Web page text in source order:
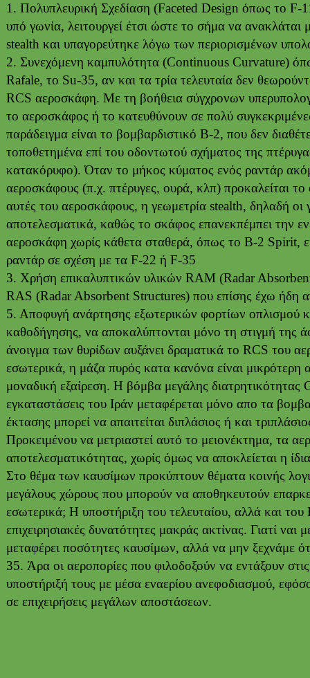
1. Πολυπλευρική Σχεδίαση (Faceted Design όπως το
υπό γωνία, λειτουργεί έτσι ώστε το σήμα να
stealth και υπαγορεύτηκε λόγω των περιορισμένων
2. Συνεχόμενη καμπυλότητα (Continuous Curvature)
Rafale, το Su-35, αν και τα τρία τελευταία δεν
RCS αεροσκάφη. Με τη βοήθεια σύγχρονων
το αεροσκάφος ή το κατευθύνουν σε πολύ
παράδειγμα είναι το βομβαρδιστικό B-2, που δεν
τοποθετημένα επί του οδοντωτού σχήματος της
κατακόρυφο). Όταν το μήκος κύματος ενός ραντάρ
αεροσκάφους (π.χ. πτέρυγες, ουρά, κλπ) προκαλείται
αυτές του αεροσκάφους, η γεωμετρία stealth, δηλαδή οι
αποτελεσματικά, καθώς το σκάφος επανεκπέμπει την
αεροσκάφη χωρίς κάθετα σταθερά, όπως το B-2 Spirit,
ραντάρ σε σχέση με τα F-22 ή F-35
3. Χρήση επικαλυπτικών υλικών RAM (Radar
RAS (Radar Absorbent Structures) που επίσης έχω ήδη
5. Αποφυγή ανάρτησης εξωτερικών φορτίων οπλισμού
καθοδήγησης, να αποκαλύπτονται μόνο τη στιγμή της
άνοιγμα των θυρίδων αυξάνει δραματικά το RCS του
εσωτερικά, η μάζα πυρός κατα κανόνα είναι
μοναδική εξαίρεση. Η βόμβα μεγάλης διατρητικότητας
εγκαταστάσεις του Ιράν μεταφέρεται μόνο απο τα
έκτασης μπορεί να απαιτείται διπλάσιος ή και
Προκειμένου να μετριαστεί αυτό το μειονέκτημα, τα
αποτελεσματικότητας, χωρίς όμως να αποκλείεται η
Στο θέμα των καυσίμων προκύπτουν θέματα κοινής
μεγάλους χώρους που μπορούν να αποθηκευτούν
εσωτερικά; Η υποστήριξη του τελευταίου, αλλά και
επιχειρησιακές δυνατότητες μακράς ακτίνας. Γιατί
μεταφέρει ποσότητες καυσίμων, αλλά να μην ξεχνάμε
35. Άρα οι αεροπορίες που φιλοδοξούν να εντάξουν
υποστήριξή τους με μέσα εναερίου ανεφοδιασμού,
σε επιχειρήσεις μεγάλων αποστάσεων.